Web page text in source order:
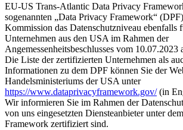
EU-US Trans-Atlantic Data Privacy
sogenannten „Data Privacy Framework“
Kommission das Datenschutzniveau ebenfalls
Unternehmen aus den USA im Rahmen der
Angemessenheitsbeschlusses vom 10.07.2023
Die Liste der zertifizierten Unternehmen als
Informationen zu dem DPF können Sie der
Handelsministeriums der USA unter
https://www.dataprivacyframework.gov/(in
Wir informieren Sie im Rahmen der
von uns eingesetzten Diensteanbieter unter
Framework zertifiziert sind.